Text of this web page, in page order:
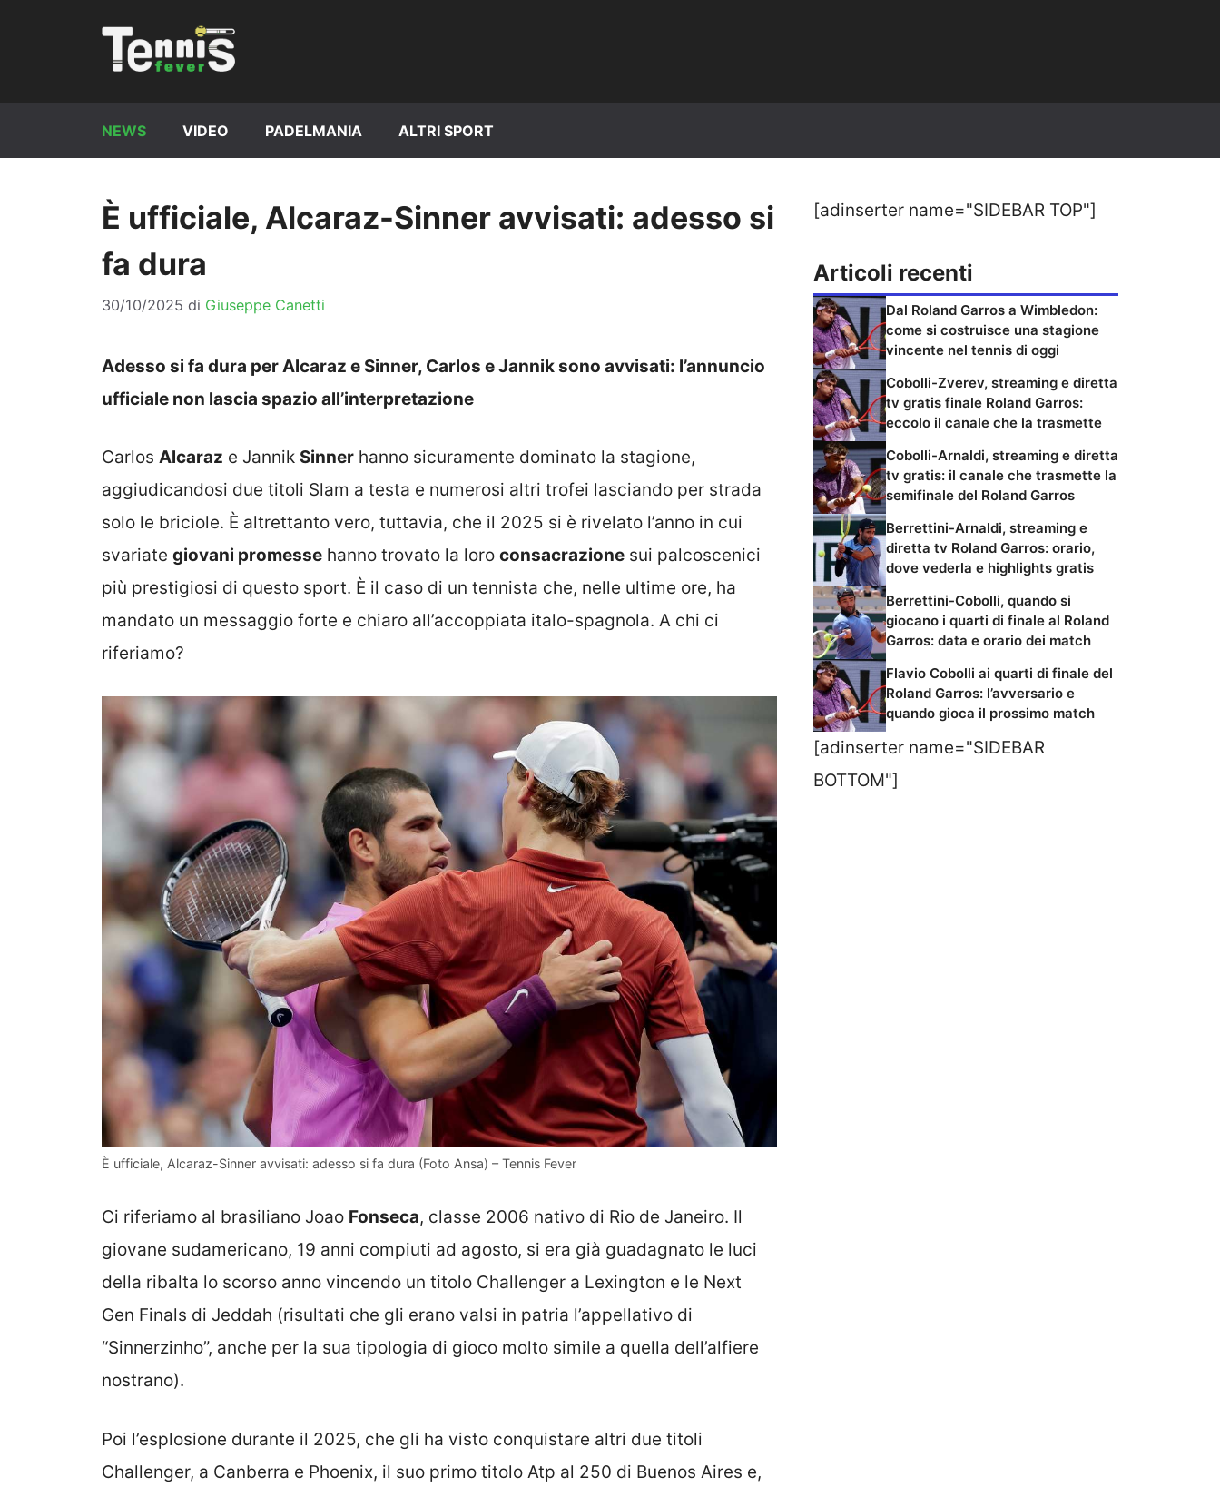
NEWS VIDEO PADELMANIA ALTRI SPORT
È ufficiale, Alcaraz-Sinner avvisati: adesso si
fa dura
30/10/2025 di Giuseppe Canetti
Adesso si fa dura per Alcaraz e Sinner, Carlos e Jannik sono avvisati: l’annuncio
ufficiale non lascia spazio all’interpretazione
Carlos Alcaraz e Jannik Sinner hanno sicuramente dominato la stagione,
aggiudicandosi due titoli Slam a testa e numerosi altri trofei lasciando per strada
solo le briciole. È altrettanto vero, tuttavia, che il 2025 si è rivelato l’anno in cui
svariate giovani promesse hanno trovato la loro consacrazione sui palcoscenici
più prestigiosi di questo sport. È il caso di un tennista che, nelle ultime ore, ha
mandato un messaggio forte e chiaro all’accoppiata italo-spagnola. A chi ci
riferiamo?
È ufficiale, Alcaraz-Sinner avvisati: adesso si fa dura (Foto Ansa) – Tennis Fever
Ci riferiamo al brasiliano Joao Fonseca, classe 2006 nativo di Rio de Janeiro. Il
giovane sudamericano, 19 anni compiuti ad agosto, si era già guadagnato le luci
della ribalta lo scorso anno vincendo un titolo Challenger a Lexington e le Next
Gen Finals di Jeddah (risultati che gli erano valsi in patria l’appellativo di
“Sinnerzinho”, anche per la sua tipologia di gioco molto simile a quella dell’alfiere
nostrano).
Poi l’esplosione durante il 2025, che gli ha visto conquistare altri due titoli
Challenger, a Canberra e Phoenix, il suo primo titolo Atp al 250 di Buenos Aires e,
[adinserter name="SIDEBAR TOP"]
Articoli recenti
Dal Roland Garros a Wimbledon:
come si costruisce una stagione
vincente nel tennis di oggi
Cobolli-Zverev, streaming e diretta
tv gratis finale Roland Garros:
eccolo il canale che la trasmette
Cobolli-Arnaldi, streaming e diretta
tv gratis: il canale che trasmette la
semifinale del Roland Garros
Berrettini-Arnaldi, streaming e
diretta tv Roland Garros: orario,
dove vederla e highlights gratis
Berrettini-Cobolli, quando si
giocano i quarti di finale al Roland
Garros: data e orario dei match
Flavio Cobolli ai quarti di finale del
Roland Garros: l’avversario e
quando gioca il prossimo match
[adinserter name="SIDEBAR
BOTTOM"]